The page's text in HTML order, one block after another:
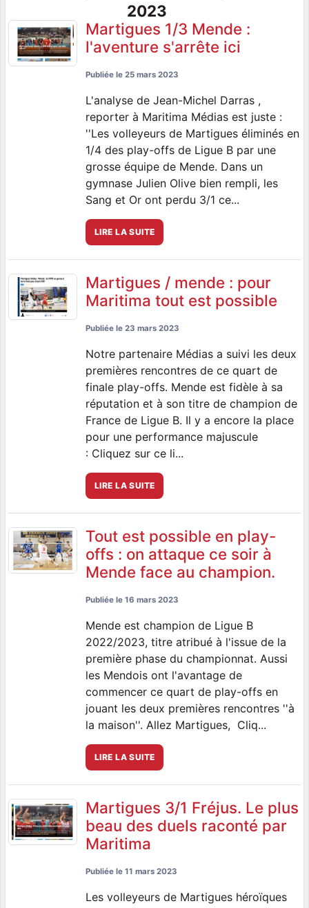
2023
Martigues 1/3 Mende :
l'aventure s'arrête ici
Publiée le 25 mars 2023
L'analyse de Jean-Michel Darras ,
reporter à Maritima Médias est juste :
''Les volleyeurs de Martigues éliminés en
1/4 des play-offs de Ligue B par une
grosse équipe de Mende. Dans un
gymnase Julien Olive bien rempli, les
Sang et Or ont perdu 3/1 ce...
LIRE LA SUITE
Martigues / mende : pour
Maritima tout est possible
Publiée le 23 mars 2023
Notre partenaire Médias a suivi les deux
premières rencontres de ce quart de
finale play-offs. Mende est fidèle à sa
réputation et à son titre de champion de
France de Ligue B. Il y a encore la place
pour une performance majuscule
: Cliquez sur ce li...
LIRE LA SUITE
Tout est possible en play-
offs : on attaque ce soir à
Mende face au champion.
Publiée le 16 mars 2023
Mende est champion de Ligue B
2022/2023, titre atribué à l'issue de la
première phase du championnat. Aussi
les Mendois ont l'avantage de
commencer ce quart de play-offs en
jouant les deux premières rencontres ''à
la maison''. Allez Martigues, Cliq...
LIRE LA SUITE
Martigues 3/1 Fréjus. Le plus
beau des duels raconté par
Maritima
Publiée le 11 mars 2023
Les volleyeurs de Martigues héroïques